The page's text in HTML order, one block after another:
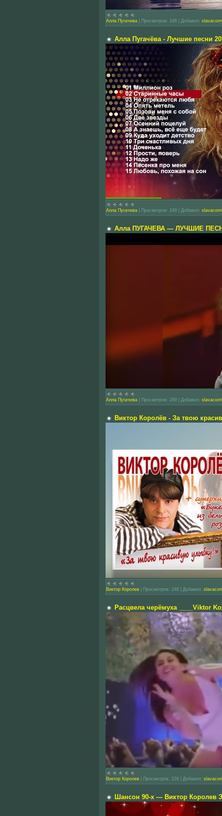
Алла Пугачева Просмотров: 248 Добавил:
Алла Пугачёва - Лучшие песни
Алла Пугачева Просмотров: 249 Добавил:
Алла ПУГАЧЕВА — ЛУЧШИЕ
Алла Пугачева Просмотров: 269 Добавил:
Виктор Королёв - За твою
Виктор Королев Просмотров: 248 Добавил:
Расцвела черёмуха ____Viktor
Виктор Королев Просмотров: 228 Добавил:
Шансон 90-х — Виктор Королев